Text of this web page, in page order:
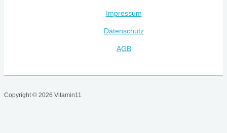
Impressum
Datenschutz
AGB
Copyright © 2026 Vitamin11